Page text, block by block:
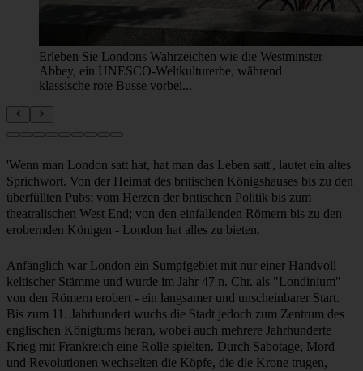
Erleben Sie Londons Wahrzeichen wie die Westminster
Abbey, ein UNESCO-Weltkulturerbe, während
klassische rote Busse vorbei...
'Wenn man London satt hat, hat man das Leben satt', lautet ein altes
Sprichwort. Von der Heimat des britischen Königshauses bis zu den
überfüllten Pubs; vom Herzen der britischen Politik bis zum
theatralischen West End; von den einfallenden Römern bis zu den
erobernden Königen - London hat alles zu bieten.
Anfänglich war London ein Sumpfgebiet mit nur einer Handvoll
keltischer Stämme und wurde im Jahr 47 n. Chr. als "Londinium"
von den Römern erobert - ein langsamer und unscheinbarer Start.
Bis zum 11. Jahrhundert wuchs die Stadt jedoch zum Zentrum des
englischen Königtums heran, wobei auch mehrere Jahrhunderte
Krieg mit Frankreich eine Rolle spielten. Durch Sabotage, Mord
und Revolutionen wechselten die Köpfe, die die Krone trugen,